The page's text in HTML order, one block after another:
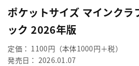
ポケットサイズ マインクラ
ック 2026年版
定価： 1100円（本体1000円＋税）
発売日： 2026.01.07